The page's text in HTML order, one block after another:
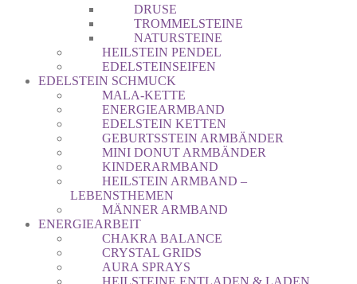
DRUSE
TROMMELSTEINE
NATURSTEINE
HEILSTEIN PENDEL
EDELSTEINSEIFEN
EDELSTEIN SCHMUCK
MALA-KETTE
ENERGIEARMBAND
EDELSTEIN KETTEN
GEBURTSSTEIN ARMBÄNDER
MINI DONUT ARMBÄNDER
KINDERARMBAND
HEILSTEIN ARMBAND –
LEBENSTHEMEN
MÄNNER ARMBAND
ENERGIEARBEIT
CHAKRA BALANCE
CRYSTAL GRIDS
AURA SPRAYS
HEILSTEINE ENTLADEN & LADEN